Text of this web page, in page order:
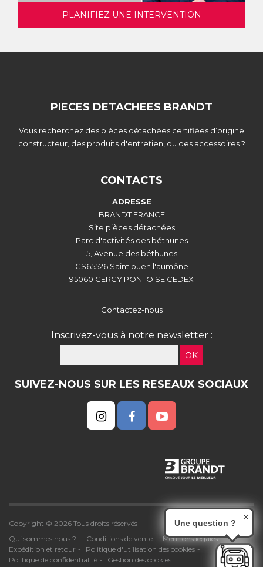
PLANIFIEZ UNE INTERVENTION
PIECES DETACHEES BRANDT
Vous recherchez des pièces détachées certifiées d’origine
constructeur, des produits d'entretien, ou des accessoires ?
CONTACTS
ADRESSE
BRANDT FRANCE
Site pièces détachées
Parc d'activités des béthunes
5, Avenue des béthunes
CS65526 Saint ouen l'aumône
95060 CERGY PONTOISE CEDEX
Contactez-nous
Inscrivez-vous à notre newsletter :
OK
SUIVEZ-NOUS SUR LES RESEAUX SOCIAUX
Copyright © 2026 Tous droits réservés
Qui sommes nous ?
Conditions de vente
Mentions légales
Expédition et retour
Politique d'utilisation des cookies
Politique de confidentialité
Gestion des cookies
Une question ?
✕